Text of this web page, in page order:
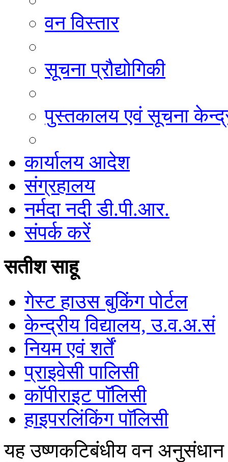
वन विस्तार
सूचना प्रौद्योगिकी
पुस्तकालय एवं सूचना
कार्यालय आदेश
संग्रहालय
नर्मदा नदी डी.पी.आर.
संपर्क करें
सतीश साहू
गेस्ट हाउस बुकिंग पोर्टल
केन्द्रीय विद्यालय, उ.व.अ.सं
नियम एवं शर्तें
प्राइवेसी पालिसी
काॅपीराइट पाॅलिसी
हाइपरलिंकिंग पाॅलिसी
यह उष्णकटिबंधीय वन